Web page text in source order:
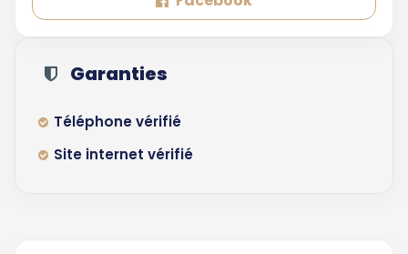
Garanties
Téléphone vérifié
Site internet vérifié